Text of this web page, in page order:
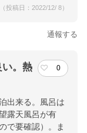
投稿日：2022/12/ 8）
通報する
。熱
0
出来る。風呂は
露天風呂が有
で要確認）。ま